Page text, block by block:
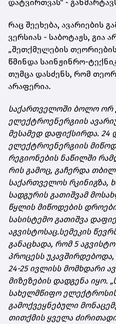
დატვირთვას" -
რაც შეეხება, ავარიების
ვერსიას - საბოტაჟს, გია
„შეთქმულების
წმინდა საინჟინრო-
თუმცა დასძენს, რომ
არაფერია.
საქართველოში ბოლო ორ
ელექტროენერგიის
მესამედ დაფიქსირდა. 24
ელექტროენერგიის
რეგიონების ნაწილში
რის გამოც, გაჩერდა
საქართველოს რკინიგზა,
სადგურის გათიშვამ
წყლის მიწოდების
სასისტემო გათიშვა
აგვისტოსაც.სემეკის
განაცხადა, რომ 5
პროცესს უკავშირდებოდა,
24-25 ივლისს მომხდარი
მიზეზების დადგენა იყო.
სახელმწიფო
გამოქვეყნებული
თითქმის ყველა ძირითადი